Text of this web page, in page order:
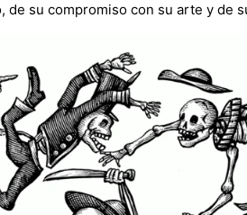
su compromiso con su arte y de